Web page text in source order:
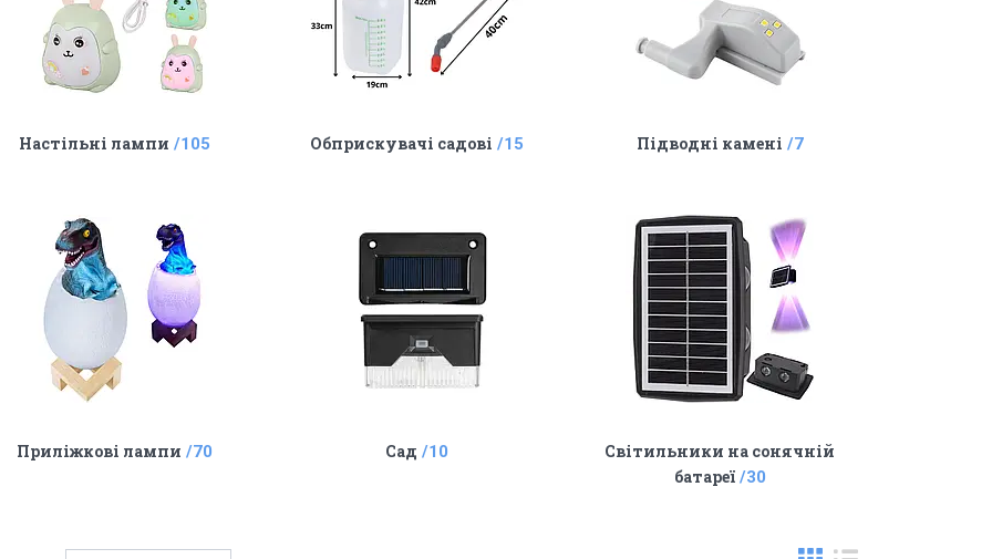
Настільні лампи 105 Обприскувачі садові 15 Підводні камені 7
Приліжкові лампи 70 Сад 10
Світильники на сонячній
батареї 30